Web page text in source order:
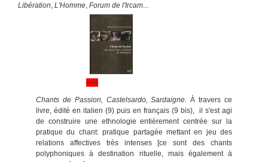
Libération, L'Homme, Forum de l'Ircam...
-----
Chants de Passion, Castelsardo, Sardaigne. À travers ce
livre, édité en italien (9) puis en français (9 bis), il s'est agi
de construire une ethnologie entièrement centrée sur la
pratique du chant: pratique partagée mettant en jeu des
relations affectives très intenses [ce sont des chants
polyphoniques à destination rituelle, mais également à